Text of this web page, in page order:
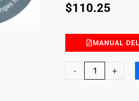
$110.25
MANUAL
-
Glutaraldehyde
+